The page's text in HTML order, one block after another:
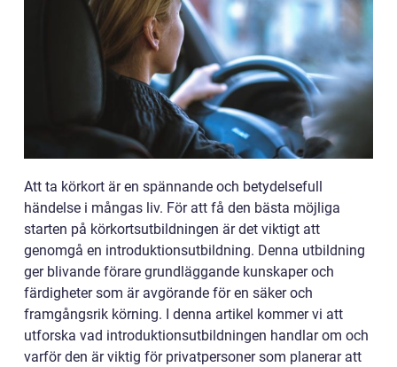
Att ta körkort är en spännande och betydelsefull
händelse i mångas liv. För att få den bästa möjliga
starten på körkortsutbildningen är det viktigt att
genomgå en introduktionsutbildning. Denna utbildning
ger blivande förare grundläggande kunskaper och
färdigheter som är avgörande för en säker och
framgångsrik körning. I denna artikel kommer vi att
utforska vad introduktionsutbildningen handlar om och
varför den är viktig för privatpersoner som planerar att